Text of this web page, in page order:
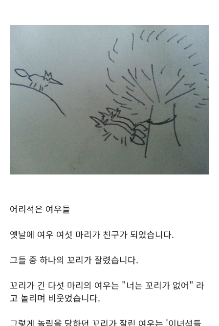
어리석은 여우들
옛날에 여우 여섯 마리가 친구가 되었습니다.
그들 중 하나의 꼬리가 잘렸습니다.
꼬리가 긴 다섯 마리의 여우는 "너는 꼬리가 없어" 라
고 놀리며 비웃었습니다.
그렇게 놀림을 당하던 꼬리가 잘린 여우는 '이녀석들